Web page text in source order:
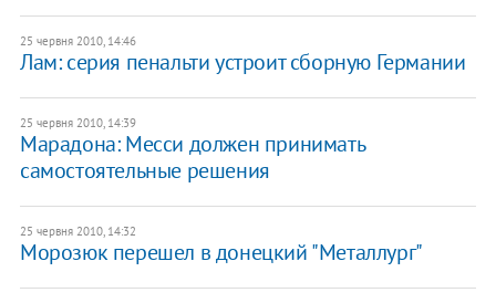
25 червня 2010, 14:46
Лам: серия пенальти устроит сборную Германии
25 червня 2010, 14:39
Марадона: Месси должен принимать
самостоятельные решения
25 червня 2010, 14:32
Морозюк перешел в донецкий "Металлург"